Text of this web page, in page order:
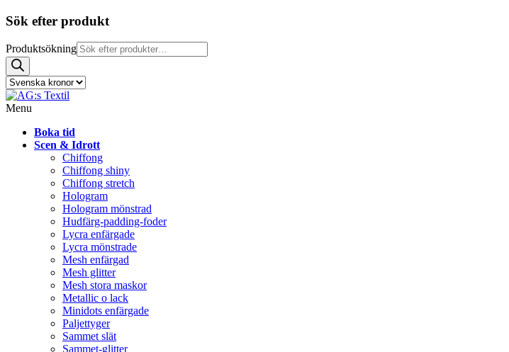
Sök efter produkt
Produktsökning
Menu
Boka tid
Scen & Idrott
Chiffong
Chiffong shiny
Chiffong stretch
Hologram
Hologram mönstrad
Hudfärg-padding-foder
Lycra enfärgade
Lycra mönstrade
Mesh enfärgad
Mesh glitter
Mesh stora maskor
Metallic o lack
Minidots enfärgade
Paljettyger
Sammet slät
Sammet-glitter